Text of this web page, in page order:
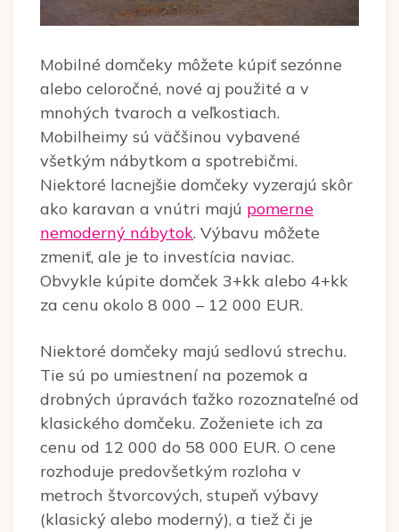
Mobilné domčeky môžete kúpiť sezónne
alebo celoročné, nové aj použité a v
mnohých tvaroch a veľkostiach.
Mobilheimy sú väčšinou vybavené
všetkým nábytkom a spotrebičmi.
Niektoré lacnejšie domčeky vyzerajú skôr
ako karavan a vnútri majú pomerne
nemoderný nábytok. Výbavu môžete
zmeniť, ale je to investícia naviac.
Obvykle kúpite domček 3+kk alebo 4+kk
za cenu okolo 8 000 – 12 000 EUR.
Niektoré domčeky majú sedlovú strechu.
Tie sú po umiestnení na pozemok a
drobných úpravách ťažko rozoznateľné od
klasického domčeku. Zoženiete ich za
cenu od 12 000 do 58 000 EUR. O cene
rozhoduje predovšetkým rozloha v
metroch štvorcových, stupeň výbavy
(klasický alebo moderný), a tiež či je